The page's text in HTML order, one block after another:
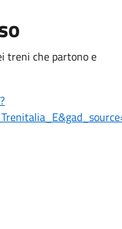
treni che partono e